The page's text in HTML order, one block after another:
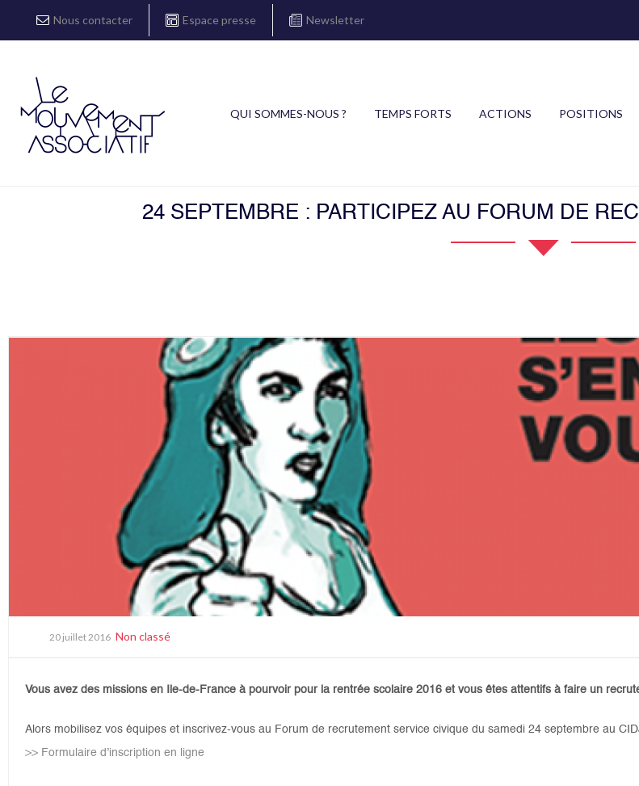
Nous contacter Espace presse Newsletter
QUI SOMMES-NOUS ? TEMPS FORTS ACTIONS POSITIONS
24 SEPTEMBRE : PARTICIPEZ AU FORUM DE
20 juillet 2016 Non classé
Vous avez des missions en Ile-de-France à pourvoir pour la rentrée scolaire 2016 et vous êtes attentifs à faire un
Alors mobilisez vos équipes et inscrivez-vous au Forum de recrutement service civique du samedi 24 septembre au
>> Formulaire d’inscription en ligne